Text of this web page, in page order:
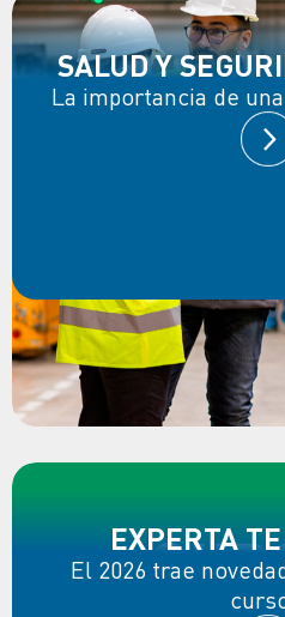
SALUD Y
La importancia de
EXPERTA
El 2026 trae